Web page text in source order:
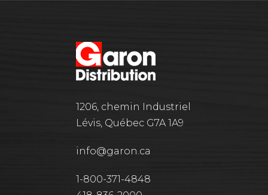
1206, chemin Industriel
Lévis, Québec G7A 1A9
info@garon.ca
1-800-371-4848